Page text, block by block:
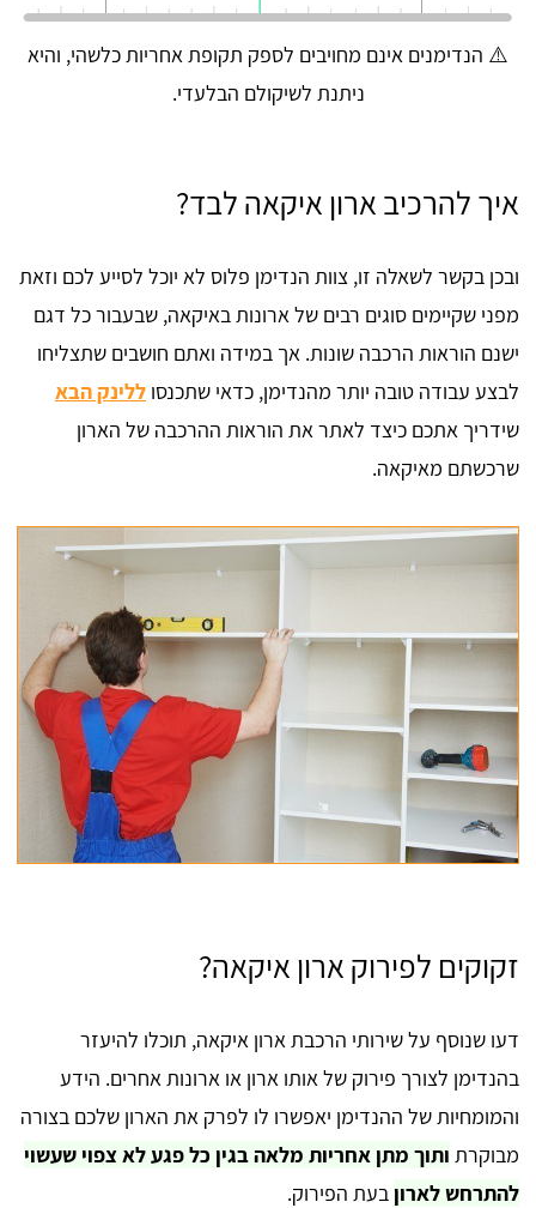
⚠️ הנדימנים אינם מחויבים לספק תקופת אחריות כלשהי, והיא
ניתנת לשיקולם הבלעדי.
איך להרכיב ארון איקאה לבד?
ובכן בקשר לשאלה זו, צוות הנדימן פלוס לא יוכל לסייע לכם וזאת
מפני שקיימים סוגים רבים של ארונות באיקאה, שבעבור כל דגם
ישנם הוראות הרכבה שונות. אך במידה ואתם חושבים שתצליחו
לבצע עבודה טובה יותר מהנדימן, כדאי שתכנסו ללינק הבא
שידריך אתכם כיצד לאתר את הוראות ההרכבה של הארון
שרכשתם מאיקאה.
זקוקים לפירוק ארון איקאה?
דעו שנוסף על שירותי הרכבת ארון איקאה, תוכלו להיעזר
בהנדימן לצורך פירוק של אותו ארון או ארונות אחרים. הידע
והמומחיות של ההנדימן יאפשרו לו לפרק את הארון שלכם בצורה
מבוקרת ותוך מתן אחריות מלאה בגין כל פגע לא צפוי שעשוי
להתרחש לארון בעת הפירוק.